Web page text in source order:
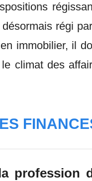
régi
immobilier, il
le climat des
profession